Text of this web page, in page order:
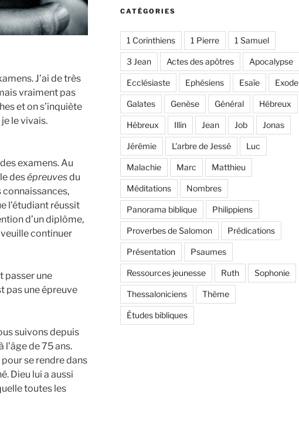
J’ai de très
vraiment pas
et on s’inquiète
le vivais.
examens. Au
desépreuvesdu
l’étudiant réussit
d’un diplôme,
veuille continuer
passer une
pas une épreuve
suivons depuis
de 75 ans.
se rendre dans
Dieu lui a aussi
toutes les
CATÉGORIES
1 Corinthiens 1 Pierre 1 Samuel
3 Jean Actes des apôtres Apocalypse
Ecclésiaste Ephésiens Esaïe Exode
Galates Genèse Général Hébreux
Hébreux Illin Jean Job Jonas
Jérémie L'arbre de Jessé Luc
Malachie Marc Matthieu
Méditations Nombres
Panorama biblique Philippiens
Proverbes de Salomon Prédications
Présentation Psaumes
Ressources jeunesse Ruth Sophonie
Thessaloniciens Thème
Études bibliques